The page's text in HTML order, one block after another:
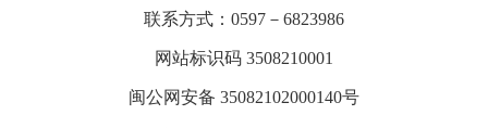
联系方式：0597－6823986
网站标识码 3508210001
闽公网安备 35082102000140号